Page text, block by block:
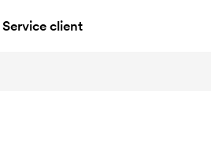
Service client